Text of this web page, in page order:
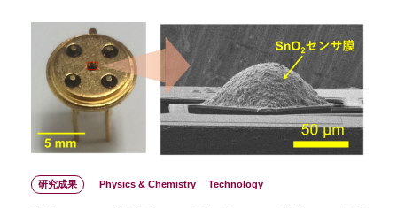
研究成果 Physics & Chemistry Technology